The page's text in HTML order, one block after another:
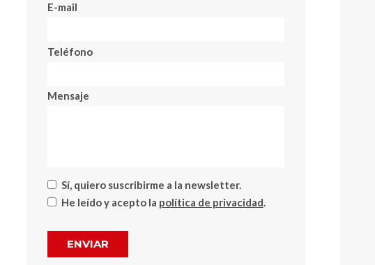
E-mail
Teléfono
Mensaje
Sí, quiero suscribirme a la newsletter.
He leído y acepto la política de privacidad.
ENVIAR